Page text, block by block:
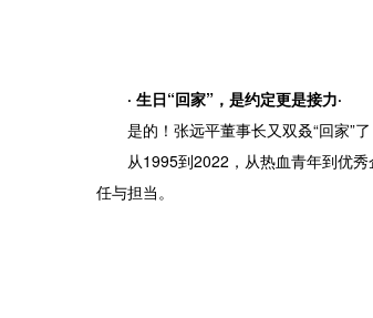
· 生日“回家”，是约定更是接力·
是的！张远平董事长又双叒“回家”
从1995到2022，从热血青年到优
任与担当。